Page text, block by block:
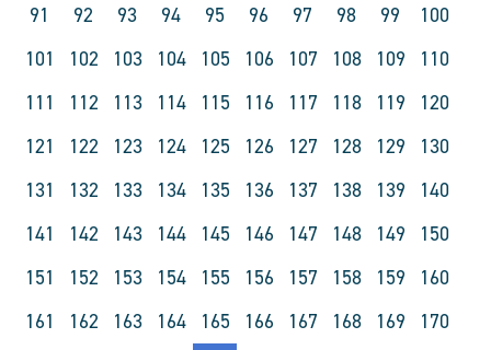
91
92 93 94 95 96 97 98 99
100
101
102 103 104 105 106 107 108 109
110
111
112 113 114 115 116 117 118 119
120
121
122 123 124 125 126 127 128 129
130
131
132 133 134 135 136 137 138 139
140
141
142 143 144 145 146 147 148 149
150
151
152 153 154 155 156 157 158 159
160
161
162 163 164 165 166 167 168 169
170